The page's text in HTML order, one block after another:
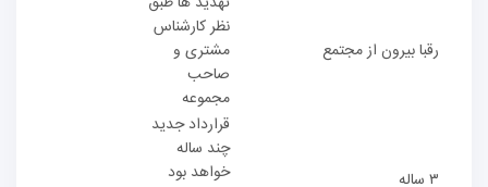
رقبا بیرون از مجتمع
نظر کارشناس
مشتری و
صاحب
مجموعه
قرارداد جدید
چند ساله
خواهد بود